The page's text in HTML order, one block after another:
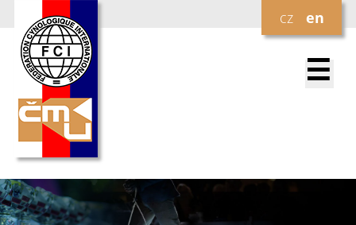
cz en
☰